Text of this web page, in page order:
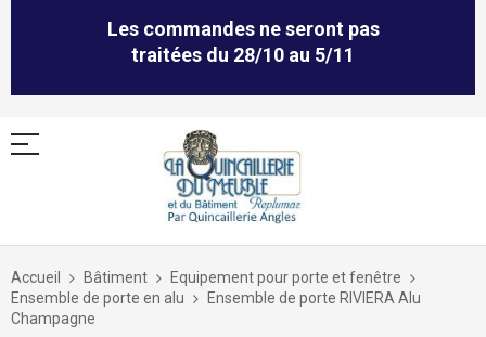
Les commandes ne seront pas
traitées du 28/10 au 5/11
Allez
contenu
Accueil Bâtiment
Equipement pour porte et fenêtre
Ensemble de porte en alu
Ensemble de porte RIVIERA Alu
Champagne